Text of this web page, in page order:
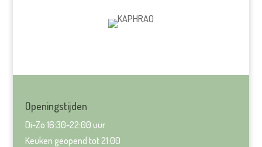
Openingstijden
Di-Zo 16:30-22:00 uur
Keuken geopend tot 21:00